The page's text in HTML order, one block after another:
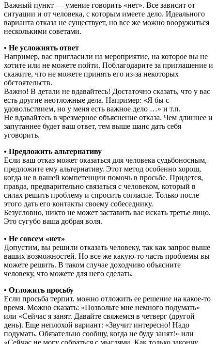
Важный пункт — умение говорить «нет». Все зависит от
ситуации и от человека, с которым имеете дело. Идеального
варианта отказа не существует, но все же можно вооружиться
несколькими советами.
• Не усложнять ответ
Например, вас пригласили на мероприятие, на которое вы не
хотите или не можете пойти. Поблагодарите за приглашение и
скажите, что не можете принять его из-за некоторых
обстоятельств.
Важно! В детали не вдавайтесь! Достаточно сказать, что у вас
есть другие неотложные дела. Например: «Я бы с
удовольствием, но у меня есть важное дело …» и т.п.
Не вдавайтесь в чрезмерное объяснение отказа. Чем длиннее и
запутаннее будет ваш ответ, тем выше шанс дать себя
уговорить.
• Предложить альтернативу
Если ваш отказ может оказаться для человека судьбоносным,
предложите ему альтернативу. Этот метод особенно хорош,
когда не в вашей компетенции помочь в просьбе. Придется,
правда, предварительно связаться с человеком, который в
силах решить проблему и спросить согласие. Только после
этого дать его контакты своему собеседнику.
Безусловно, никто не может заставить вас искать третье лицо.
Это сугубо ваша добрая воля.
• Не совсем «нет»
Допустим, вы решили отказать человеку, так как запрос выше
ваших возможностей. Но все же какую-то часть проблемы вы
можете решить. В таком случае доходчиво объясните
человеку, что можете для него сделать.
• Отложить просьбу
Если просьба терпит, можно отложить ее решение на какое-то
время. Можно сказать: «Позвольте мне немного подумать»
или «Сейчас я занят. Давайте свяжемся в четверг (другой
день). Еще неплохой вариант: «Звучит интересно! Надо
подумать. Обязательно сообщу, когда не буду занят!» или
«Сейчас не могу собраться с мыслями. Как только закончу